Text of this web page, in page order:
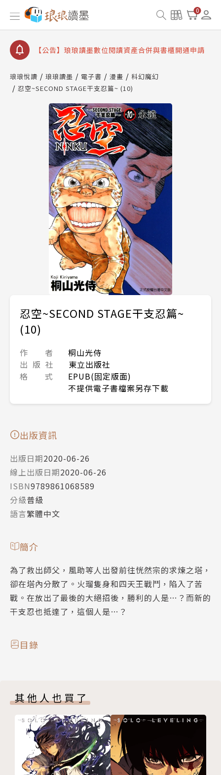
0
【公告】琅琅書店服務升級重要說明及資產合併結果
查詢
【公告】因 Readmoo 讀墨系統維護中，本站同步暫
【公告】琅琅讀墨數位閱讀資產合併與書櫃開通申請
【公告】琅琅讀墨 3 分鐘完成書櫃開通與資產合併申
請圖文教學
【公告】琅琅書店服務升級重要說明及資產合併結果
查詢
【公告】因 Readmoo 讀墨系統維護中，本站同步暫
停部分閱讀服務
琅琅悅讀 琅琅讀墨 電子書 漫畫
科幻魔幻
忍空~SECOND STAGE干支忍篇~ (10)
忍空~SECOND STAGE干支忍篇~
(10)
作 者
桐山光侍
出 版 社
東立出版社
格 式
EPUB(固定版面)
不提供電子書檔案另存下載
出版資訊
出版日期2020-06-26
線上出版日期2020-06-26
ISBN9789861068589
分級普級
語言繁體中文
簡介
為了救出師父，風助等人出發前往恍然宗的求煉之塔，
卻在塔內分散了。火瑠隻身和四天王戰鬥，陷入了苦
戰。在放出了最後的大絕招後，勝利的人是…？而新的
干支忍也抵達了，這個人是…？
目錄
其他人也買了